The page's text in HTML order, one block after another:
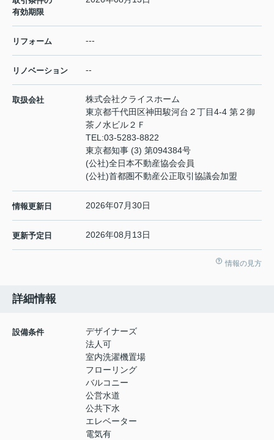
有効期限
リフォーム ---
リノベーション --
取扱会社
株式会社クライスホーム
東京都千代田区神田駿河台２丁目4-4 第２御
茶ノ水ビル２Ｆ
TEL:03-5283-8822
東京都知事 (3) 第094384号
(公社)全日本不動産協会会員
(公社)首都圏不動産公正取引協議会加盟
情報更新日 2026年07月30日
更新予定日 2026年08月13日
情報の見方
詳細情報
設備条件
デザイナーズ
法人可
室内洗濯機置場
フローリング
バルコニー
公営水道
公共下水
エレベーター
電気有